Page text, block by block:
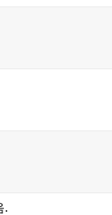
.